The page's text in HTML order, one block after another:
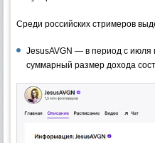
Среди российских стримеров
JesusAVGN — в период с июля
суммарный размер дохода